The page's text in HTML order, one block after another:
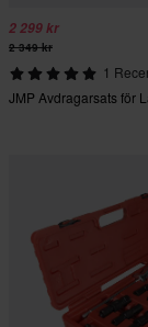
2 299 kr
2 349 kr
1
JMP Avdragarsats för